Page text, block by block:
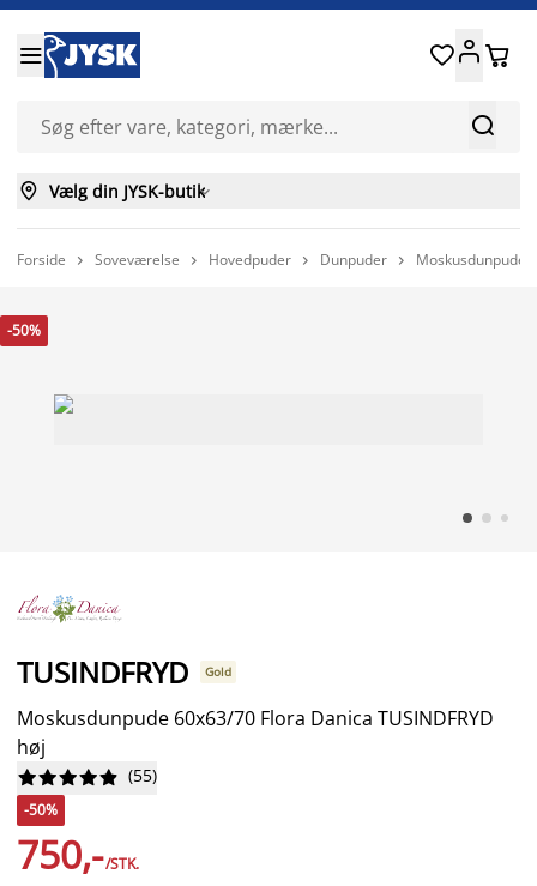


 
 Vælg din JYSK-butik
Forside  Soveværelse  Hovedpuder  Dunpuder  Moskusdunpude
-50%
TUSINDFRYD Gold
Moskusdunpude 60x63/70 Flora Danica TUSINDFRYD
høj





 (55)
-50%
750,-/STK.